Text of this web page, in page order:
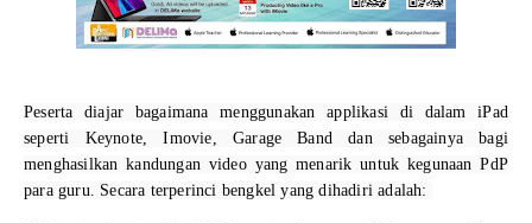
Peserta diajar bagaimana menggunakan applikasi di dalam iPad
seperti Keynote, Imovie, Garage Band dan sebagainya bagi
menghasilkan kandungan video yang menarik untuk kegunaan PdP
para guru. Secara terperinci bengkel yang dihadiri adalah: